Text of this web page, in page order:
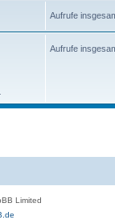
Aufrufe
Aufrufe
Limited